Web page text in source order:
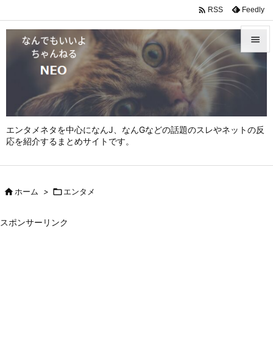
エンタメネタを中心になんJ、なんGなどの話題のスレやネットの反
応を紹介するまとめサイトです。



 RSS Feedly
ホーム > エンタメ
スポンサーリンク